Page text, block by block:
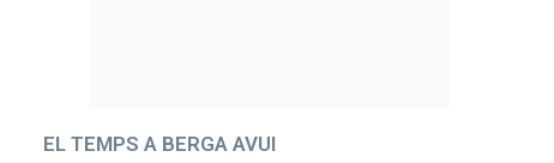
EL TEMPS A BERGA AVUI